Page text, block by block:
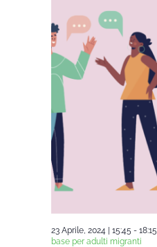
23 Aprile, 2024 | 15:45 - 18:15
base per adulti migranti